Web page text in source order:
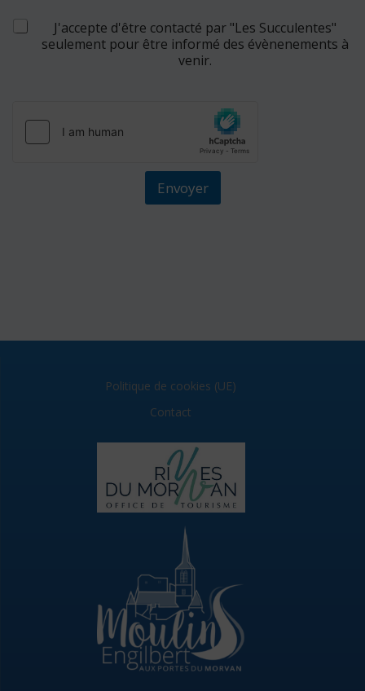
J'accepte d'être contacté par "Les Succulentes"
seulement pour être informé des évènenements à
venir.
Envoyer
Politique de cookies (UE)
Contact